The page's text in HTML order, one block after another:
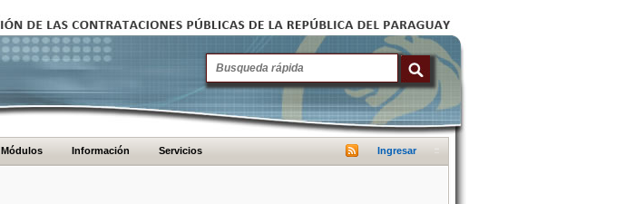
Módulos Información Servicios Ingresar